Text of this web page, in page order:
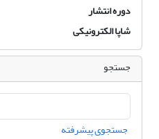
دوره انتشار
شاپا الکترونیکی
جستجو
جستجوی پیشرفته